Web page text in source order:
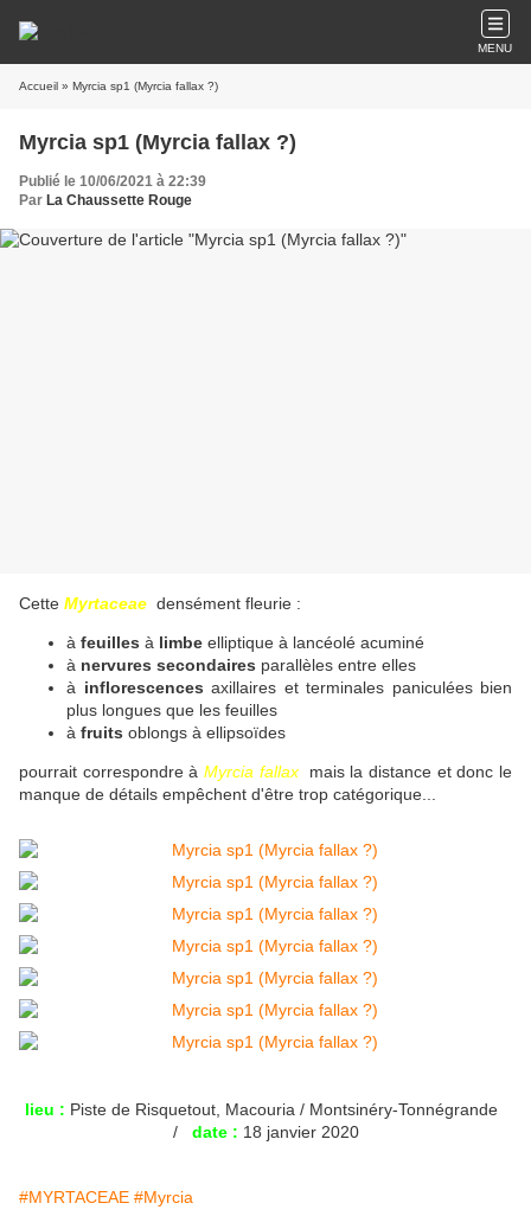
MENU
Accueil » Myrcia sp1 (Myrcia fallax ?)
Myrcia sp1 (Myrcia fallax ?)
Publié le 10/06/2021 à 22:39
Par La Chaussette Rouge
Cette Myrtaceae densément fleurie :
à feuilles à limbe elliptique à lancéolé acuminé
à nervures secondaires parallèles entre elles
à inflorescences axillaires et terminales paniculées bien
plus longues que les feuilles
à fruits oblongs à ellipsoïdes
pourrait correspondre à Myrcia fallaxmais la distance et donc le
manque de détails empêchent d'être trop catégorique...
lieu : Piste de Risquetout, Macouria / Montsinéry-Tonnégrande
/ date : 18 janvier 2020
#MYRTACEAE #Myrcia